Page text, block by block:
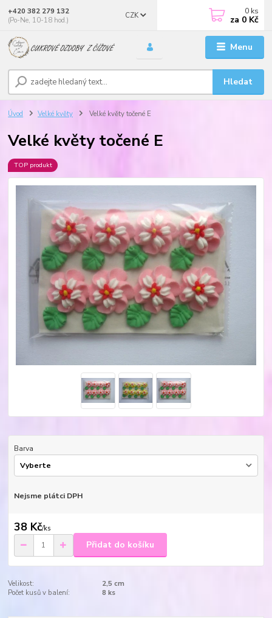
Menu
CZK
Hledat
+420 382 279 132
(Po-Ne, 10-18 hod.)
0 ks
za 0 Kč
Úvod Velké květy Velké květy točené E
Velké květy točené E
TOP produkt
Barva
Nejsme plátci DPH
38 Kč/ks
Přidat do košíku
Velikost:
2,5 cm
Počet kusů v balení:
8 ks